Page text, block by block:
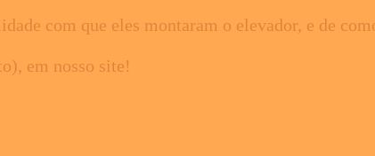
com que eles montaram o elevador, e de
em nosso site!